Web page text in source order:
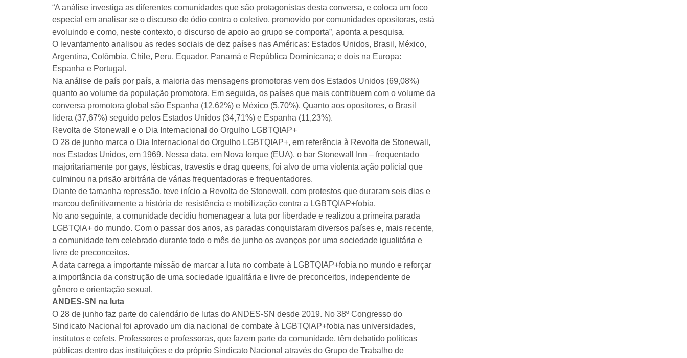
“A análise investiga as diferentes comunidades que são protagonistas desta conversa, e coloca um foco
especial em analisar se o discurso de ódio contra o coletivo, promovido por comunidades opositoras, está
evoluindo e como, neste contexto, o discurso de apoio ao grupo se comporta”, aponta a pesquisa.
O levantamento analisou as redes sociais de dez países nas Américas: Estados Unidos, Brasil, México,
Argentina, Colômbia, Chile, Peru, Equador, Panamá e República Dominicana; e dois na Europa:
Espanha e Portugal.
Na análise de país por país, a maioria das mensagens promotoras vem dos Estados Unidos (69,08%)
quanto ao volume da população promotora. Em seguida, os países que mais contribuem com o volume da
conversa promotora global são Espanha (12,62%) e México (5,70%). Quanto aos opositores, o Brasil
lidera (37,67%) seguido pelos Estados Unidos (34,71%) e Espanha (11,23%).
Revolta de Stonewall e o Dia Internacional do Orgulho LGBTQIAP+
O 28 de junho marca o Dia Internacional do Orgulho LGBTQIAP+, em referência à Revolta de Stonewall,
nos Estados Unidos, em 1969. Nessa data, em Nova Iorque (EUA), o bar Stonewall Inn – frequentado
majoritariamente por gays, lésbicas, travestis e drag queens, foi alvo de uma violenta ação policial que
culminou na prisão arbitrária de várias frequentadoras e frequentadores.
Diante de tamanha repressão, teve início a Revolta de Stonewall, com protestos que duraram seis dias e
marcou definitivamente a história de resistência e mobilização contra a LGBTQIAP+fobia.
No ano seguinte, a comunidade decidiu homenagear a luta por liberdade e realizou a primeira parada
LGBTQIA+ do mundo. Com o passar dos anos, as paradas conquistaram diversos países e, mais recente,
a comunidade tem celebrado durante todo o mês de junho os avanços por uma sociedade igualitária e
livre de preconceitos.
A data carrega a importante missão de marcar a luta no combate à LGBTQIAP+fobia no mundo e reforçar
a importância da construção de uma sociedade igualitária e livre de preconceitos, independente de
gênero e orientação sexual.
ANDES-SN na luta
O 28 de junho faz parte do calendário de lutas do ANDES-SN desde 2019. No 38º Congresso do
Sindicato Nacional foi aprovado um dia nacional de combate à LGBTQIAP+fobia nas universidades,
institutos e cefets. Professores e professoras, que fazem parte da comunidade, têm debatido políticas
públicas dentro das instituições e do próprio Sindicato Nacional através do Grupo de Trabalho de